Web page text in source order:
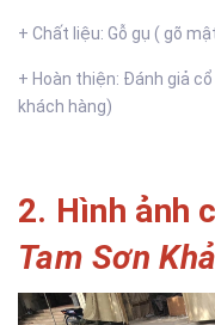
+ Chất liệu: Gỗ gụ ( gõ
+ Hoàn thiện: Đánh giả
khách hàng)
2. Hình ảnh
Tam Sơn